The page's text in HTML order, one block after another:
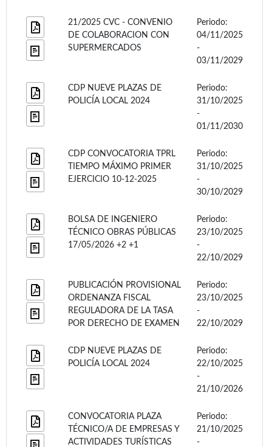
21/2025 CVC - CONVENIO
DE COLABORACION CON
SUPERMERCADOS
Periodo:
04/11/2025
-
03/11/2029
CDP NUEVE PLAZAS DE
POLICÍA LOCAL 2024
Periodo:
31/10/2025
-
01/11/2030
CDP CONVOCATORIA TPRL
TIEMPO MÁXIMO PRIMER
EJERCICIO 10-12-2025
Periodo:
31/10/2025
-
30/10/2029
BOLSA DE INGENIERO
TÉCNICO OBRAS PÚBLICAS
17/05/2026 +2 +1
Periodo:
23/10/2025
-
22/10/2029
PUBLICACIÓN PROVISIONAL
ORDENANZA FISCAL
REGULADORA DE LA TASA
POR DERECHO DE EXAMEN
Periodo:
23/10/2025
-
22/10/2029
CDP NUEVE PLAZAS DE
POLICÍA LOCAL 2024
Periodo:
22/10/2025
-
21/10/2026
CONVOCATORIA PLAZA
TÉCNICO/A DE EMPRESAS Y
ACTIVIDADES TURÍSTICAS
Periodo:
21/10/2025
-